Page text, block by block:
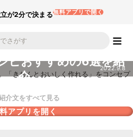
が2分で決まる無料アプリで開く
ピおすすめの6選を紹
介
2022.9.8
「きちんとおいしく作れる」をコンセプ
介文をすべて見る
アプリを開く